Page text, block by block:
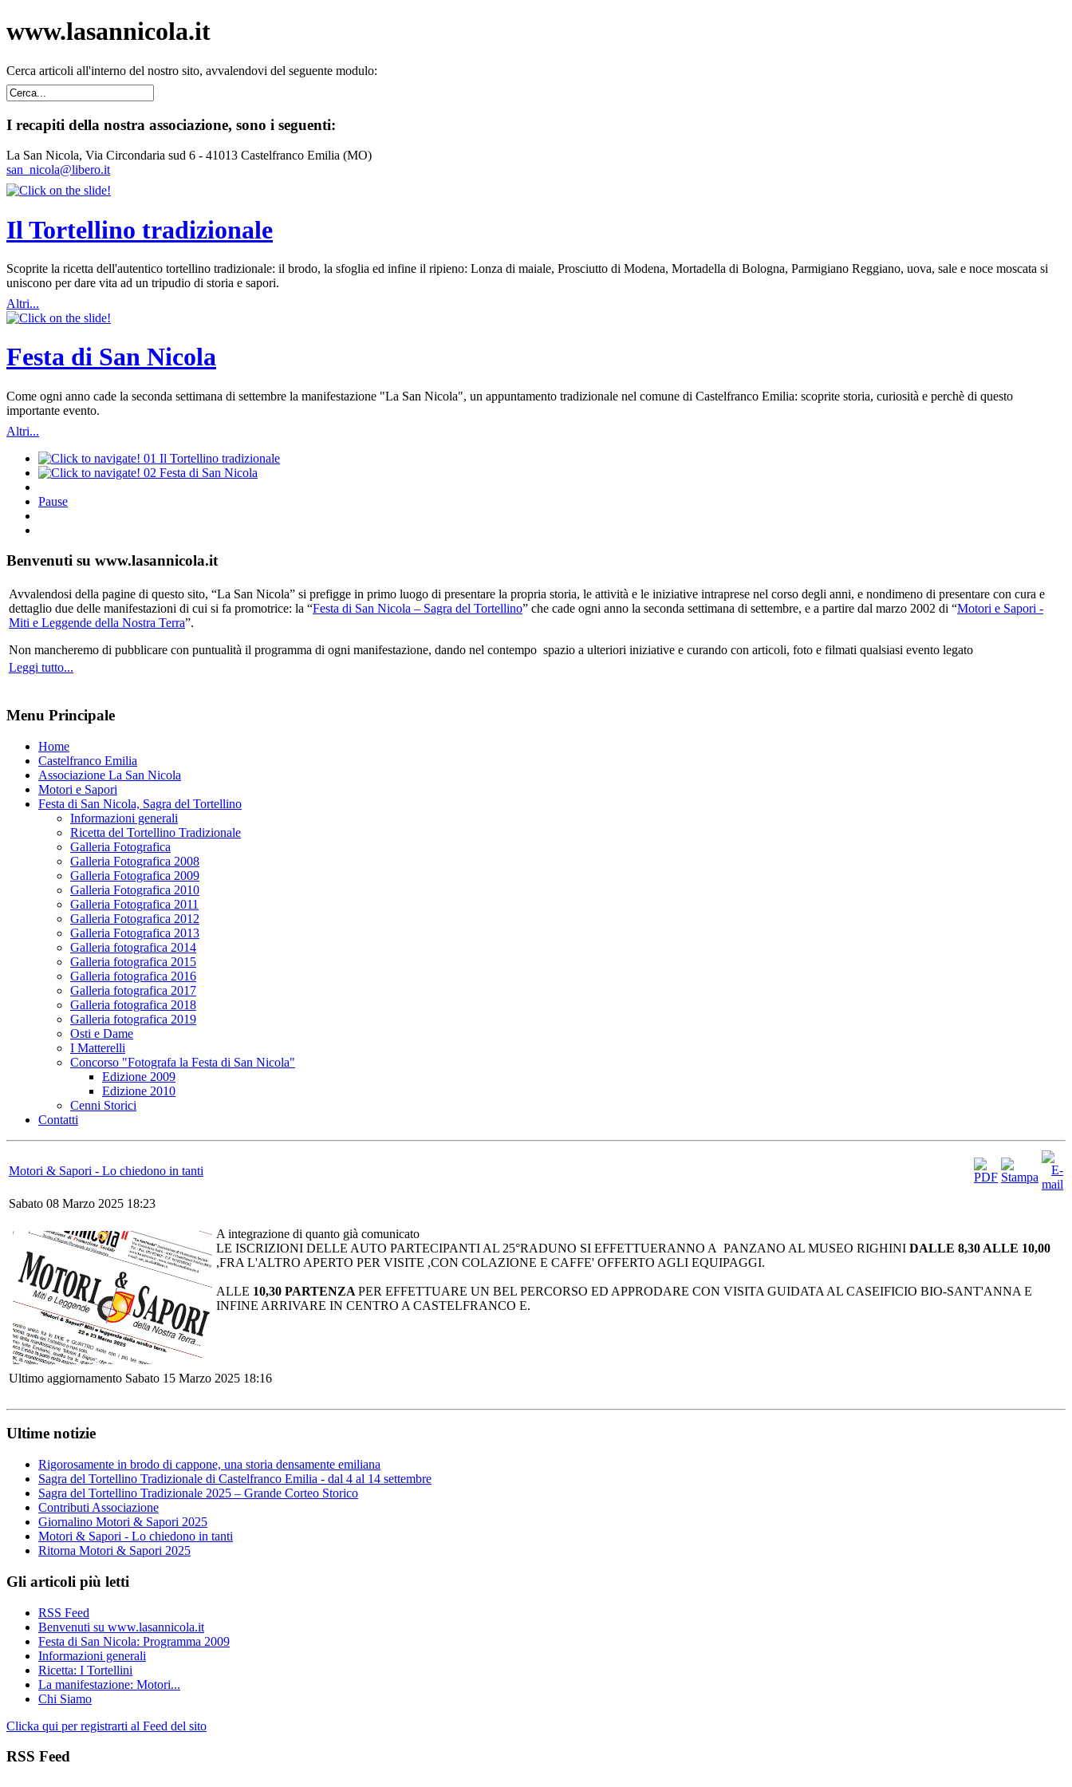
www.lasannicola.it
Cerca articoli all'interno del nostro sito, avvalendovi del seguente modulo:
I recapiti della nostra associazione, sono i seguenti:
La San Nicola, Via Circondaria sud 6 - 41013 Castelfranco Emilia (MO)
san_nicola@libero.it
Il Tortellino tradizionale
Scoprite la ricetta dell'autentico tortellino tradizionale: il brodo, la sfoglia ed infine il ripieno: Lonza di maiale, Prosciutto di Modena, Mortadella di Bologna, Parmigiano Reggiano, uova, sale e noce moscata si
uniscono per dare vita ad un tripudio di storia e sapori.
Altri...
Festa di San Nicola
Come ogni anno cade la seconda settimana di settembre la manifestazione "La San Nicola", un appuntamento tradizionale nel comune di Castelfranco Emilia: scoprite storia, curiosità e perchè di questo
importante evento.
Altri...
01 Il Tortellino tradizionale
02 Festa di San Nicola
Pause
Benvenuti su www.lasannicola.it
Avvalendosi della pagine di questo sito, “La San Nicola” si prefigge in primo luogo di presentare la propria storia, le attività e le iniziative intraprese nel corso degli anni, e nondimeno di presentare con cura e
dettaglio due delle manifestazioni di cui si fa promotrice: la “Festa di San Nicola – Sagra del Tortellino” che cade ogni anno la seconda settimana di settembre, e a partire dal marzo 2002 di “Motori e Sapori -
Miti e Leggende della Nostra Terra”.
Non mancheremo di pubblicare con puntualità il programma di ogni manifestazione, dando nel contempo spazio a ulteriori iniziative e curando con articoli, foto e filmati qualsiasi evento legato
Leggi tutto...
Menu Principale
Home
Castelfranco Emilia
Associazione La San Nicola
Motori e Sapori
Festa di San Nicola, Sagra del Tortellino
Informazioni generali
Ricetta del Tortellino Tradizionale
Galleria Fotografica
Galleria Fotografica 2008
Galleria Fotografica 2009
Galleria Fotografica 2010
Galleria Fotografica 2011
Galleria Fotografica 2012
Galleria Fotografica 2013
Galleria fotografica 2014
Galleria fotografica 2015
Galleria fotografica 2016
Galleria fotografica 2017
Galleria fotografica 2018
Galleria fotografica 2019
Osti e Dame
I Matterelli
Concorso "Fotografa la Festa di San Nicola"
Edizione 2009
Edizione 2010
Cenni Storici
Contatti
Motori & Sapori - Lo chiedono in tanti
Sabato 08 Marzo 2025 18:23
A integrazione di quanto già comunicato
LE ISCRIZIONI DELLE AUTO PARTECIPANTI AL 25°RADUNO SI EFFETTUERANNO A PANZANO AL MUSEO RIGHINI DALLE 8,30 ALLE 10,00
,FRA L'ALTRO APERTO PER VISITE ,CON COLAZIONE E CAFFE' OFFERTO AGLI EQUIPAGGI.
ALLE 10,30 PARTENZA PER EFFETTUARE UN BEL PERCORSO ED APPRODARE CON VISITA GUIDATA AL CASEIFICIO BIO-SANT'ANNA E
INFINE ARRIVARE IN CENTRO A CASTELFRANCO E.
Ultimo aggiornamento Sabato 15 Marzo 2025 18:16
Ultime notizie
Rigorosamente in brodo di cappone, una storia densamente emiliana
Sagra del Tortellino Tradizionale di Castelfranco Emilia - dal 4 al 14 settembre
Sagra del Tortellino Tradizionale 2025 – Grande Corteo Storico
Contributi Associazione
Giornalino Motori & Sapori 2025
Motori & Sapori - Lo chiedono in tanti
Ritorna Motori & Sapori 2025
Gli articoli più letti
RSS Feed
Benvenuti su www.lasannicola.it
Festa di San Nicola: Programma 2009
Informazioni generali
Ricetta: I Tortellini
La manifestazione: Motori...
Chi Siamo
Clicka qui per registrarti al Feed del sito
RSS Feed